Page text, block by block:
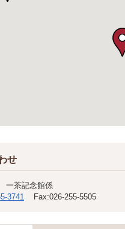
せ
一茶記念館係
3741 Fax:026-255-5505